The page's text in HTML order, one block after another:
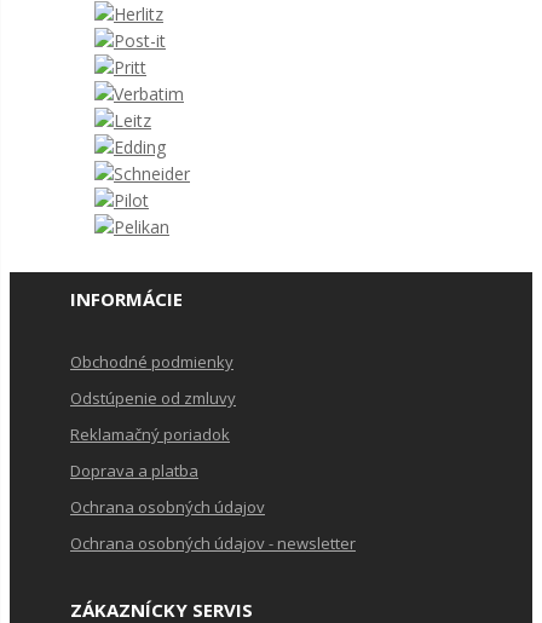
INFORMÁCIE
Obchodné podmienky
Odstúpenie od zmluvy
Reklamačný poriadok
Doprava a platba
Ochrana osobných údajov
Ochrana osobných údajov - newsletter
ZÁKAZNÍCKY SERVIS